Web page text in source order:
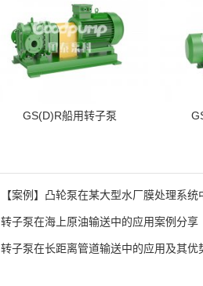
GS(D)R船用转子泵
转子泵在海上原油输送中的应用案例分享
转子泵在长距离管道输送中的应用及其优